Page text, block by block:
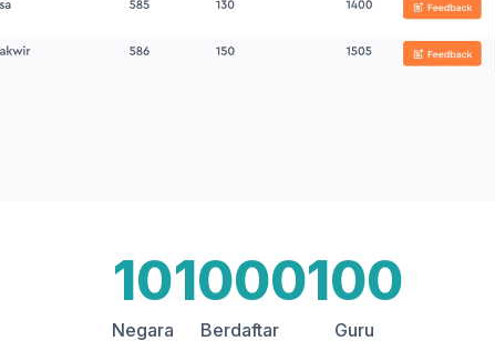
10
Negara
1000
Berdaftar
100
Guru